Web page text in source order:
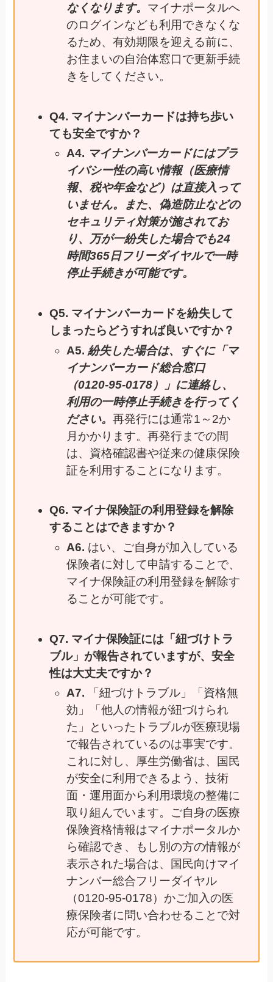
なくなります。 マイナポータルへ
のログインなども利用できなくな
るため、有効期限を迎える前に、
お住まいの自治体窓口で更新手続
きをしてください。
Q4. マイナンバーカードは持ち歩い
ても安全ですか？
A4. マイナンバーカードにはプラ
イバシー性の高い情報（医療情
報、税や年金など）は直接入って
いません。また、偽造防止などの
セキュリティ対策が施されてお
り、万が一紛失した場合でも24
時間365日フリーダイヤルで一時
停止手続きが可能です。
Q5. マイナンバーカードを紛失して
しまったらどうすれば良いですか？
A5. 紛失した場合は、すぐに「マ
イナンバーカード総合窓口
（0120-95-0178）」に連絡し、
利用の一時停止手続きを行ってく
ださい。再発行には通常1～2か
月かかります。再発行までの間
は、資格確認書や従来の健康保険
証を利用することになります。
Q6. マイナ保険証の利用登録を解除
することはできますか？
A6. はい、ご自身が加入している
保険者に対して申請することで、
マイナ保険証の利用登録を解除す
ることが可能です。
Q7. マイナ保険証には「紐づけトラ
ブル」が報告されていますが、安全
性は大丈夫ですか？
A7. 「紐づけトラブル」「資格無
効」「他人の情報が紐づけられ
た」といったトラブルが医療現場
で報告されているのは事実です。
これに対し、厚生労働省は、国民
が安全に利用できるよう、技術
面・運用面から利用環境の整備に
取り組んでいます。ご自身の医療
保険資格情報はマイナポータルか
ら確認でき、もし別の方の情報が
表示された場合は、国民向けマイ
ナンバー総合フリーダイヤル
（0120-95-0178）かご加入の医
療保険者に問い合わせることで対
応が可能です。